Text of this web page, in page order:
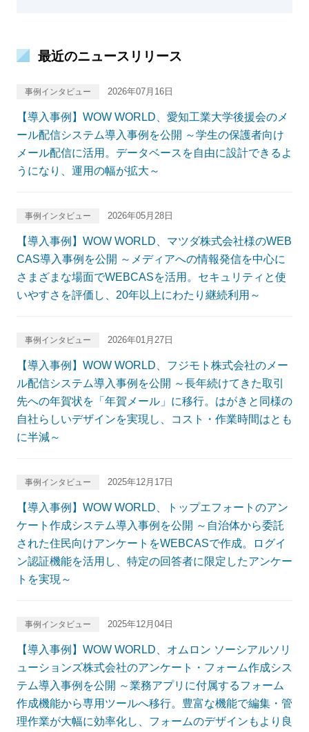
最近のニュースリリース
事例インタビュー 2026年07月16日
【導入事例】WOW WORLD、愛知工業大学後援会のメ
ール配信システム導入事例を公開 ～学生の保護者向け
メール配信に活用。データベースを自由に設計できるよ
うになり、運用の幅が拡大～
事例インタビュー 2026年05月28日
【導入事例】WOW WORLD、マツダ株式会社様のWEB
CAS導入事例を公開 ～メディアへの情報発信を中心に
さまざまな場面でWEBCASを活用。セキュリティと使
いやすさを評価し、20年以上にわたり継続利用～
事例インタビュー 2026年01月27日
【導入事例】WOW WORLD、フジモト株式会社のメー
ル配信システム導入事例を公開 ～長年続けてきた取引
先への年賀状を「年賀メール」に移行。はがきと同様の
自社らしいデザインを実現し、コスト・作業時間はとも
に半減～
事例インタビュー 2025年12月17日
【導入事例】WOW WORLD、トップエフォートのアン
ケート作成システム導入事例を公開 ～自治体から委託
された住民向けアンケートをWEBCASで作成。ログイ
ン認証機能を活用し、特定の回答者に限定したアンケー
トを実現～
事例インタビュー 2025年12月04日
【導入事例】WOW WORLD、オムロン ソーシアルソリ
ューションズ株式会社のアンケート・フォーム作成シス
テム導入事例を公開 ～業務アプリに付属するフォーム
作成機能から専用ツールへ移行。豊富な機能で編集・管
理作業が大幅に効率化し、フォームのデザインもより良